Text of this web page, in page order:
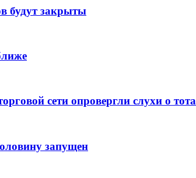
будут закрыты
сети опровергли слухи о
запущен